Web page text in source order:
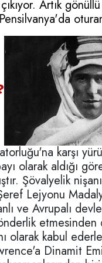
Artık
karşı
olarak aldığı
Şövalyelik
Lejyonu
ve Avrupalı
etmesinden
olarak kabul
Dinamit